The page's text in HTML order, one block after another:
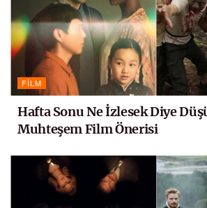
FILM
Hafta Sonu Ne İzlesek Diye
Muhteşem Film Önerisi